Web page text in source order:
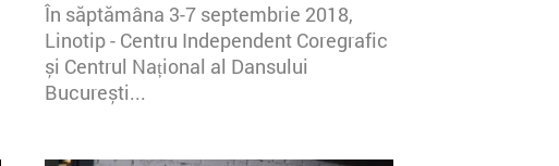
În săptămâna 3-7 septembrie 2018,
Linotip - Centru Independent Coregrafic
și Centrul Național al Dansului
București...